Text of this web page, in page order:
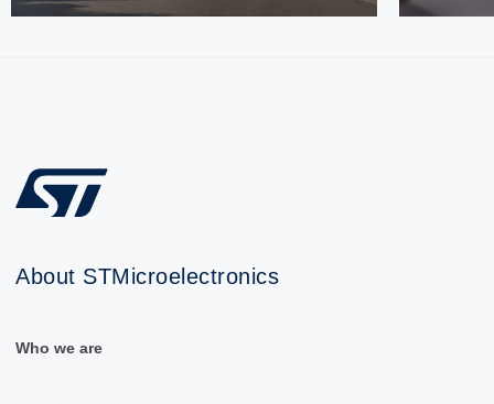
About STMicroelectronics
Who we are